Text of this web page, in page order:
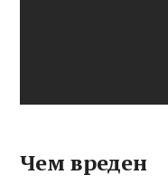
Чем вреден